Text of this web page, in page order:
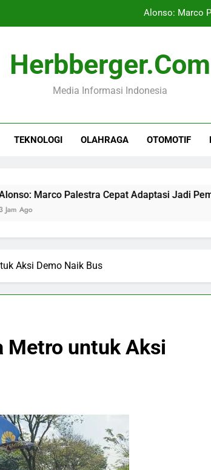
Alonso: Marco
LRT Sumsel
Pakar Militer:
Latih Otak
Herbberger.com
Media Informasi Indonesia
TEKNOLOGI OLAHRAGA OTOMOTIF
Marco Palestra Cepat Adaptasi Jadi Pemain
Aksi Demo Naik Bus
Metro untuk Aksi